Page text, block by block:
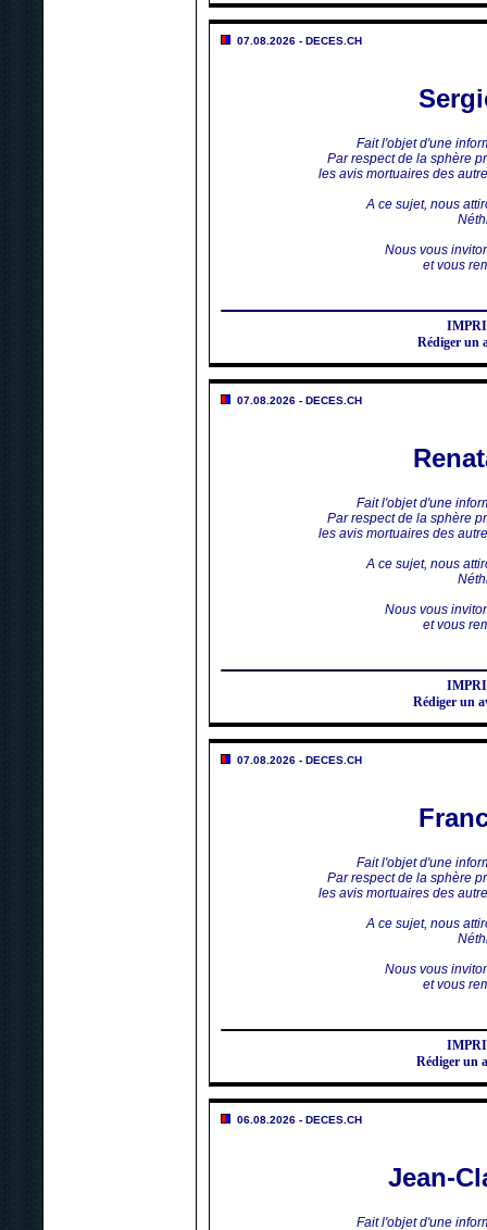
07.08.2026 - DECES.CH
Fait l'objet d'une
Par respect de la sphère
les avis mortuaires des
A ce sujet, nous
Nous vous
et vous
Rédiger un
07.08.2026 - DECES.CH
Fait l'objet d'une
Par respect de la sphère
les avis mortuaires des
A ce sujet, nous
Nous vous
et vous
Rédiger un
07.08.2026 - DECES.CH
Fait l'objet d'une
Par respect de la sphère
les avis mortuaires des
A ce sujet, nous
Nous vous
et vous
Rédiger un
06.08.2026 - DECES.CH
Jean-
Fait l'objet d'une